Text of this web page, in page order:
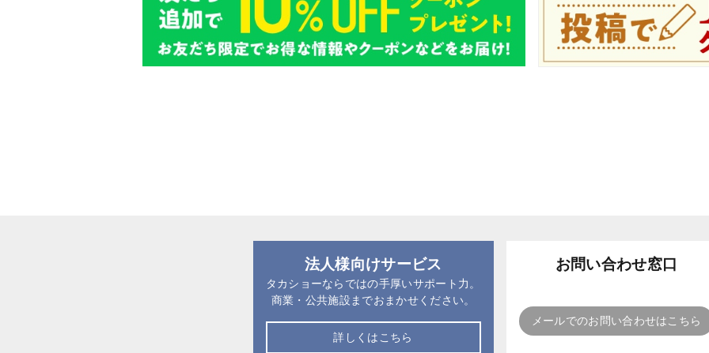
法人様向けサービス
タカショーならではの手厚いサポート力。
商業・公共施設までおまかせください。
詳しくはこちら
お問い合わせ窓口
メールでのお問い合わせはこちら